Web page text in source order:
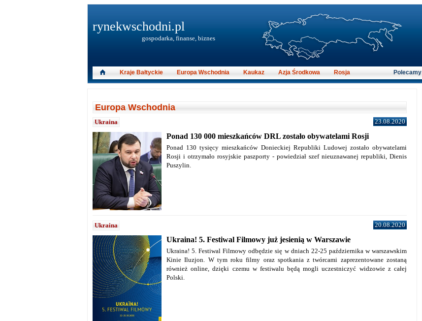
Europa Wschodnia
Ukraina 23.08.2020
Ponad 130 000 mieszkańców DRL zostało obywatelami Rosji
Ponad 130 tysięcy mieszkańców Donieckiej Republiki Ludowej zostało obywatelami
Rosji i otrzymało rosyjskie paszporty - powiedział szef nieuznawanej republiki, Dienis
Puszylin.
Ukraina 20.08.2020
Ukraina! 5. Festiwal Filmowy już jesienią w Warszawie
Ukraina! 5. Festiwal Filmowy odbędzie się w dniach 22-25 października w warszawskim
Kinie Iluzjon. W tym roku filmy oraz spotkania z twórcami zaprezentowane zostaną
również online, dzięki czemu w festiwalu będą mogli uczestniczyć widzowie z całej
Polski.
rynekwschodni.pl
gospodarka, finanse, biznes
Kraje Bałtyckie Europa Wschodnia Kaukaz Azja Środkowa Rosja Polecamy